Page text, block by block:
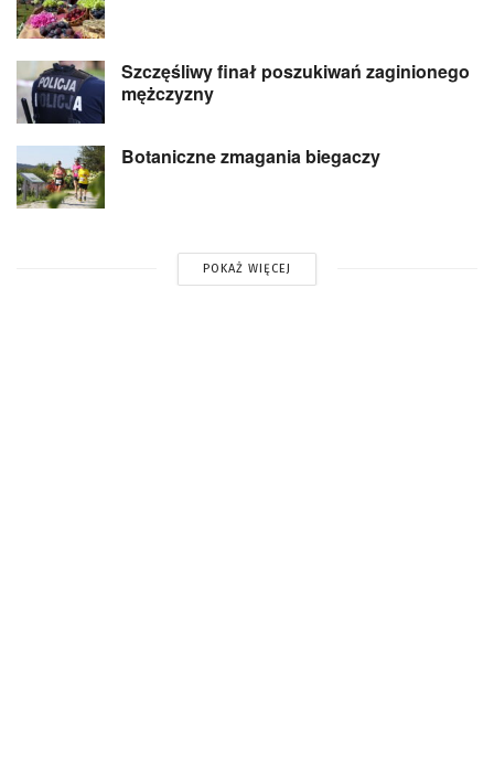
Szczęśliwy finał poszukiwań zaginionego
mężczyzny
Botaniczne zmagania biegaczy
POKAŻ WIĘCEJ